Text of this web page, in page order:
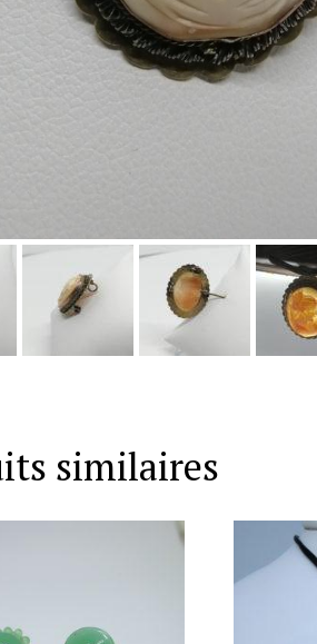
similaires